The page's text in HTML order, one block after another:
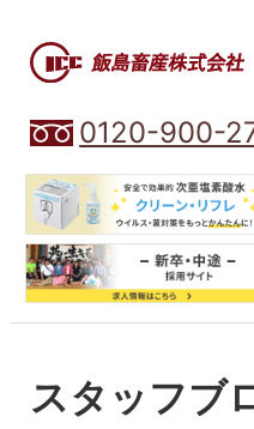
0120-900-
スタッフブ